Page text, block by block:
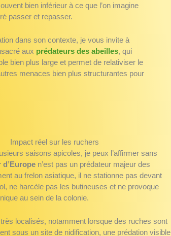
bien inférieur à ce que l’on imagine
passer et repasser.
dans son contexte, je vous invite à
aux prédateurs des abeilles, qui
bien plus large et permet de relativiser le
menaces bien plus structurantes pour
Impact réel sur les ruchers
saisons apicoles, je peux l’affirmer sans
d’Europen’est pas un prédateur majeur des
au frelon asiatique, il ne stationne pas devant
ne harcèle pas les butineuses et ne provoque
au sein de la colonie.
localisés, notamment lorsque des ruches sont
sous un site de nidification, une prédation visible